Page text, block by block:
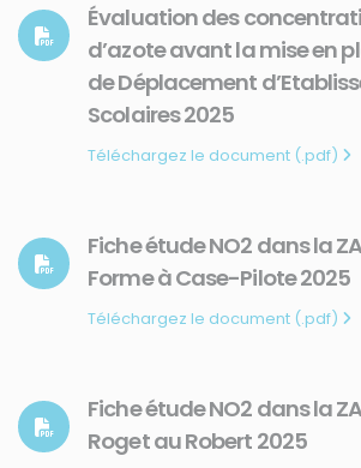
Évaluation des
d’azote avant la mise en
de Déplacement
Scolaires 2025
Téléchargez le document (.pdf)
Fiche étude NO2 dans la
Forme à Case-Pilote 2025
Téléchargez le document (.pdf)
Fiche étude NO2 dans la
Roget au Robert 2025